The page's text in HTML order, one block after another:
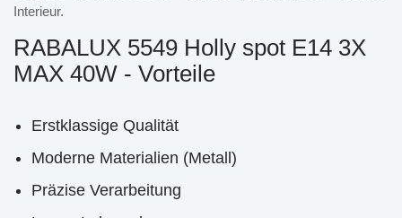
Interieur.
RABALUX 5549 Holly spot E14 3X
MAX 40W - Vorteile
Erstklassige Qualität
Moderne Materialien (Metall)
Präzise Verarbeitung